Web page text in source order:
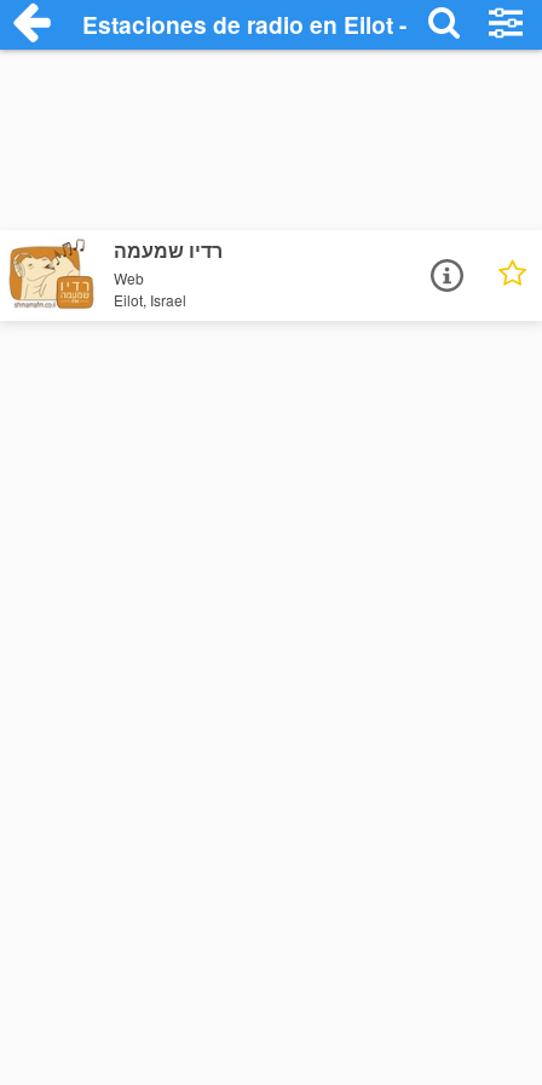
Estaciones de radio en Eilot - Escuchar
רדיו שמעמה
Web
Eilot, Israel